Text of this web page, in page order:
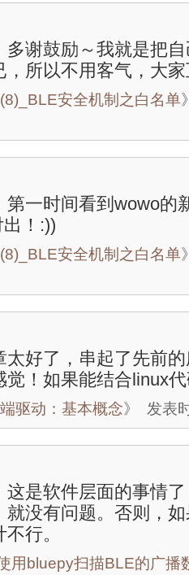
多谢鼓励～我就是把
，所以不用客气，大
安全机制之白名单
第一时间看到wowo的
！:))
安全机制之白名单
太好了，串起了先前
觉！如果能结合linux
驱动：基本概念》 发表
这是软件层面的事情
就没有问题。否则，
行。
用bluepy扫描BLE的广播